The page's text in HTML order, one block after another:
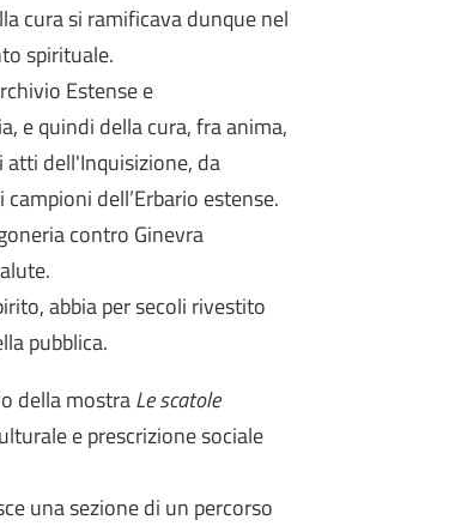
cura si ramificava dunque nel
spirituale.
Estense e
e quindi della cura, fra anima,
dell'Inquisizione, da
dell’Erbario estense.
contro Ginevra
abbia per secoli rivestito
pubblica.
della mostraLe scatole
e prescrizione sociale
una sezione di un percorso